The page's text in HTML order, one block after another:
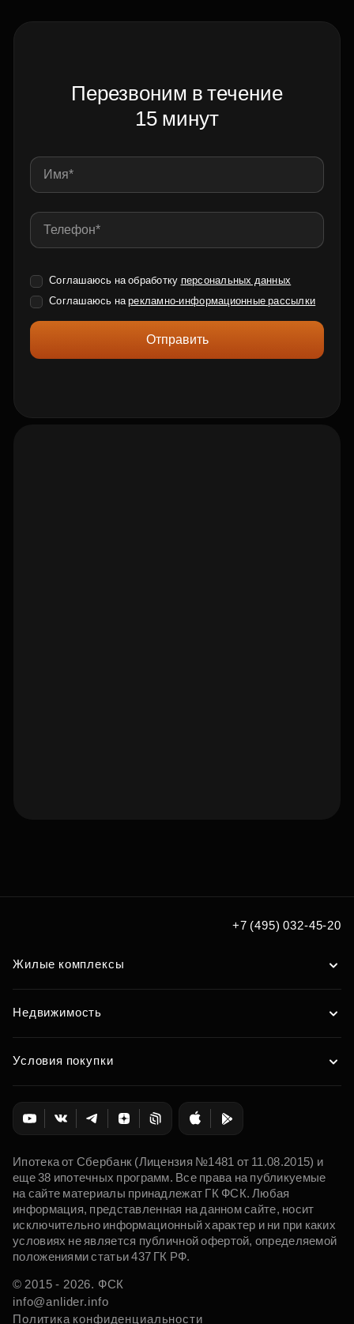
Перезвоним в течение
15 минут
Соглашаюсь на обработку персональных данных
Соглашаюсь нарекламно-информационные рассылки
Отправить
+7 (495) 032-45-20
Жилые комплексы
Недвижимость
Условия покупки
Ипотека от Сбербанк (Лицензия №1481 от 11.08.2015) и
еще 38 ипотечных программ. Все права на публикуемые
на сайте материалы принадлежат ГК ФСК. Любая
информация, представленная на данном сайте, носит
исключительно информационный характер и ни при каких
условиях не является публичной офертой, определяемой
положениями статьи 437 ГК РФ.
© 2015 - 2026. ФСК
info@anlider.info
Политика конфиденциальности